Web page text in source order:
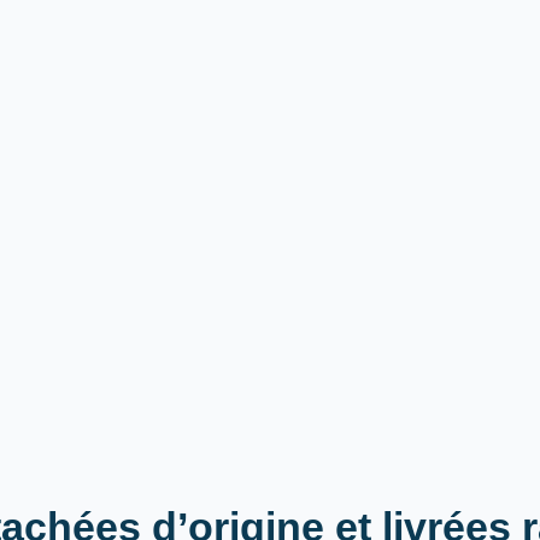
d’origine et livrées